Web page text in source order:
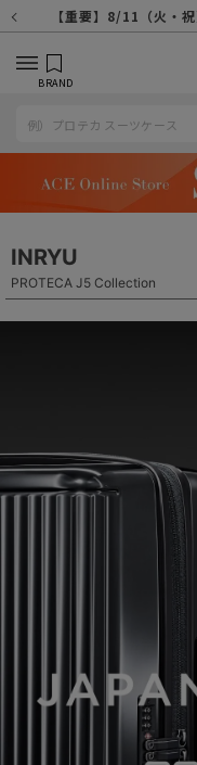
【重要】8/11（火・
【重要】令和８年
【重要】納品書・領収
【重要】天候不良や交通
【重要】悪質
【重要】各種メ
【重要】お問
【重要】SNSの
BRAND
INRYU
PROTECA J5 Collection